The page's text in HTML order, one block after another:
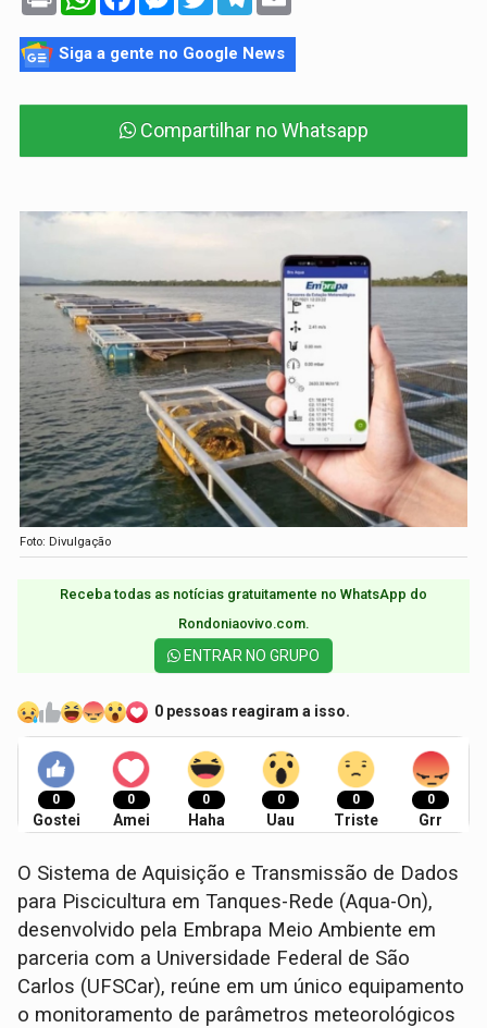
Siga a gente no Google News
Compartilhar no Whatsapp
Foto: Divulgação
Receba todas as notícias gratuitamente no WhatsApp do
Rondoniaovivo.com.​
ENTRAR NO GRUPO
0 pessoas reagiram a isso.
0
Gostei
0
Amei
0
Haha
0
Uau
0
Triste
0
Grr
O Sistema de Aquisição e Transmissão de Dados
para Piscicultura em Tanques-Rede (Aqua-On),
desenvolvido pela Embrapa Meio Ambiente em
parceria com a Universidade Federal de São
Carlos (UFSCar), reúne em um único equipamento
o monitoramento de parâmetros meteorológicos